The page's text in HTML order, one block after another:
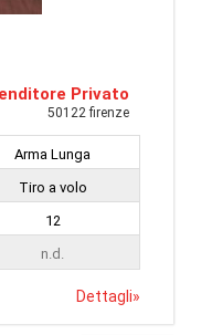
Privato
50122 firenze
Arma Lunga
Tiro a volo
12
n.d.
Dettagli»